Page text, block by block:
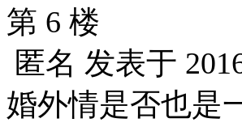
第 6 楼
匿名 发表于
婚外情是否也是